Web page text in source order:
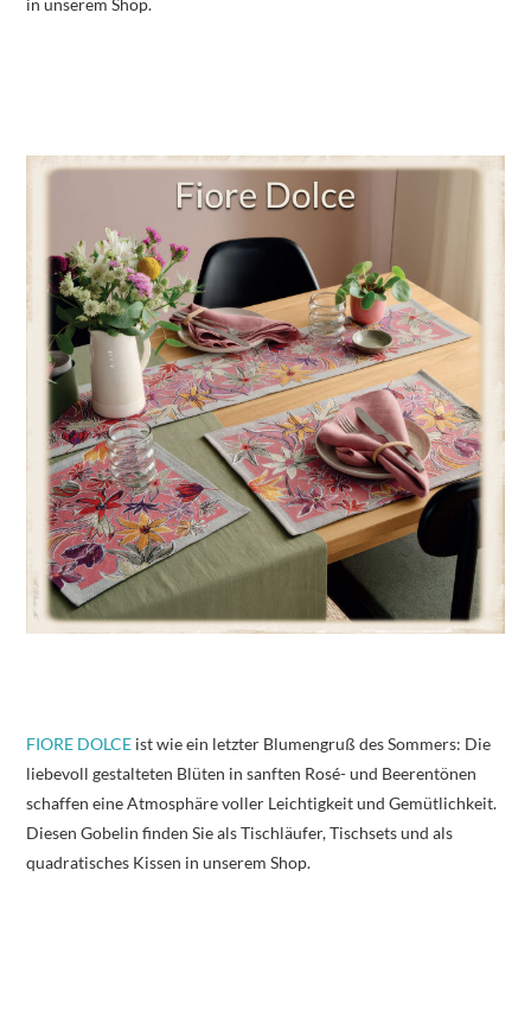
in unserem Shop.
FIORE DOLCE ist wie ein letzter Blumengruß des Sommers: Die
liebevoll gestalteten Blüten in sanften Rosé- und Beerentönen
schaffen eine Atmosphäre voller Leichtigkeit und Gemütlichkeit.
Diesen Gobelin finden Sie als Tischläufer, Tischsets und als
quadratisches Kissen in unserem Shop.